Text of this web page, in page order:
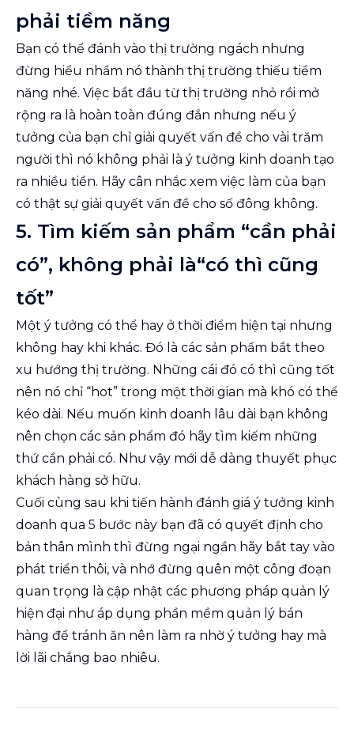
phải tiềm năng
Bạn có thể đánh vào thị trường ngách nhưng
đừng hiểu nhầm nó thành thị trường thiếu tiềm
năng nhé. Việc bắt đầu từ thị trường nhỏ rồi mở
rộng ra là hoàn toàn đúng đắn nhưng nếu ý
tưởng của bạn chỉ giải quyết vấn đề cho vài trăm
người thì nó không phải là ý tưởng kinh doanh tạo
ra nhiều tiền. Hãy cân nhắc xem việc làm của bạn
có thật sự giải quyết vấn đề cho số đông không.
5. Tìm kiếm sản phẩm “cần phải
có”, không phải là“có thì cũng
tốt”
Một ý tưởng có thể hay ở thời điểm hiện tại nhưng
không hay khi khác. Đó là các sản phẩm bắt theo
xu hướng thị trường. Những cái đó có thì cũng tốt
nên nó chỉ “hot” trong một thời gian mà khó có thể
kéo dài. Nếu muốn kinh doanh lâu dài bạn không
nên chọn các sản phẩm đó hãy tìm kiếm những
thứ cần phải có. Như vậy mới dễ dàng thuyết phục
khách hàng sở hữu.
Cuối cùng sau khi tiến hành đánh giá ý tưởng kinh
doanh qua 5 bước này bạn đã có quyết định cho
bản thân mình thì đừng ngại ngần hãy bắt tay vào
phát triển thôi, và nhớ đừng quên một công đoạn
quan trọng là cập nhật các phương pháp quản lý
hiện đại như áp dụng phần mềm quản lý bán
hàng để tránh ăn nên làm ra nhờ ý tưởng hay mà
lời lãi chẳng bao nhiêu.